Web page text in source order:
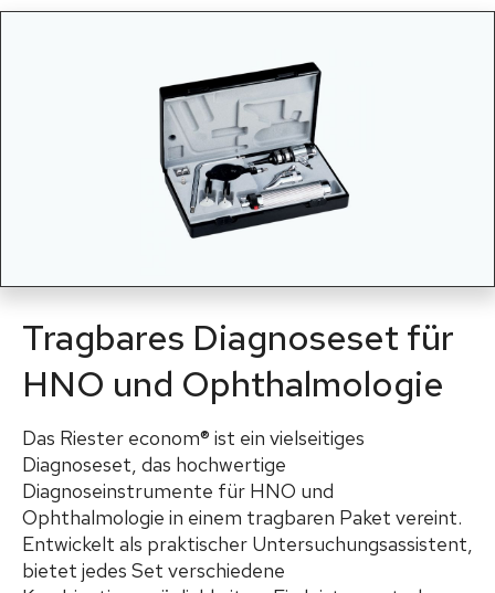
Tragbares Diagnoseset für
HNO und Ophthalmologie
Das Riester econom® ist ein vielseitiges
Diagnoseset, das hochwertige
Diagnoseinstrumente für HNO und
Ophthalmologie in einem tragbaren Paket vereint.
Entwickelt als praktischer Untersuchungsassistent,
bietet jedes Set verschiedene